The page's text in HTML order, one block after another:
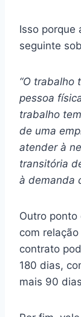
Isso porque
seguinte
“O trabalho
pessoa
trabalho
de uma
atender à
transitória
à demanda
Outro
com
contrato
180 dias,
mais 90